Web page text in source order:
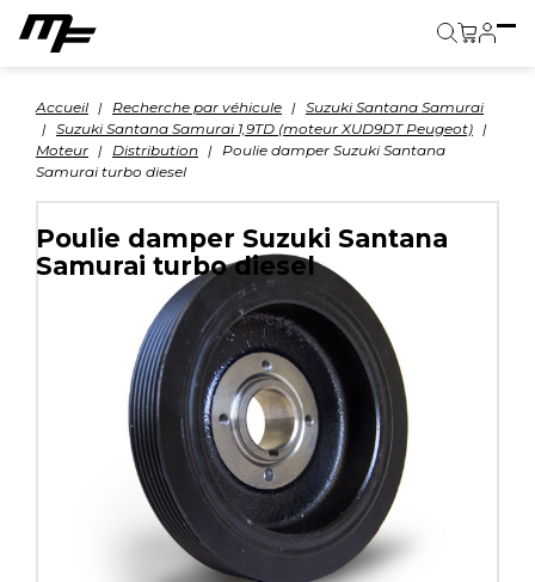
Accueil Recherche par véhicule
Suzuki Santana Samurai
Suzuki Santana Samurai 1,9TD (moteur XUD9DT Peugeot)
Moteur
Distribution
Poulie damper Suzuki Santana
Samurai turbo diesel
Poulie damper Suzuki Santana
Samurai turbo diesel